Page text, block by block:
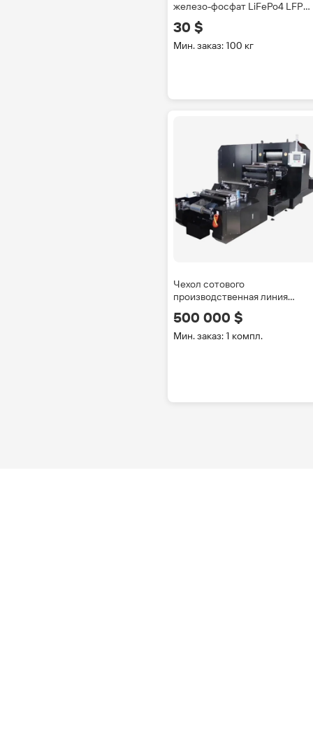
железо-фосфат LiFePo4 LFP
порошок для изготовления
электродов
30 $
Мин. заказ: 100 кг
Чехол сотового
производственная линия
полностью готовый проект
батареи мобильного телефона
делая машину
500 000 $
Мин. заказ: 1 компл.